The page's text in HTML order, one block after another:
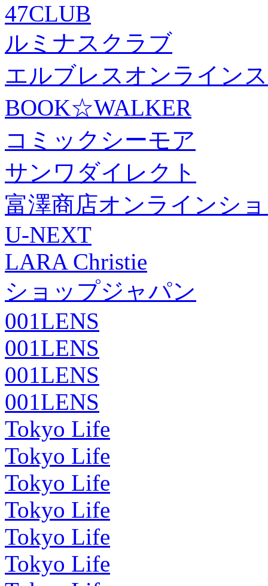
47CLUB
ルミナスクラブ
エルブレスオンライン
BOOK☆WALKER
コミックシーモア
サンワダイレクト
富澤商店オンラインシ
U-NEXT
LARA Christie
ショップジャパン
001LENS
001LENS
001LENS
001LENS
Tokyo Life
Tokyo Life
Tokyo Life
Tokyo Life
Tokyo Life
Tokyo Life